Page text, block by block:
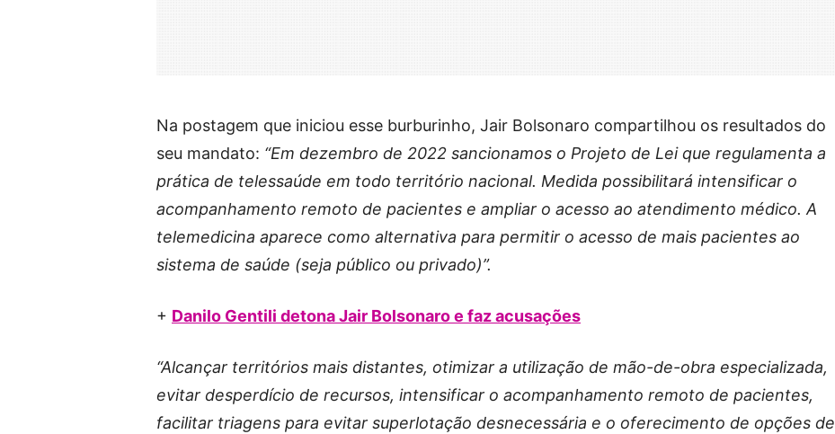
Na postagem que iniciou esse burburinho, Jair Bolsonaro compartilhou os resultados do
seu mandato: “Em dezembro de 2022 sancionamos o Projeto de Lei que regulamenta a
prática de telessaúde em todo território nacional. Medida possibilitará intensificar o
acompanhamento remoto de pacientes e ampliar o acesso ao atendimento médico. A
telemedicina aparece como alternativa para permitir o acesso de mais pacientes ao
sistema de saúde (seja público ou privado)”.
+ Danilo Gentili detona Jair Bolsonaro e faz acusações
“Alcançar territórios mais distantes, otimizar a utilização de mão-de-obra especializada,
evitar desperdício de recursos, intensificar o acompanhamento remoto de pacientes,
facilitar triagens para evitar superlotação desnecessária e o oferecimento de opções de